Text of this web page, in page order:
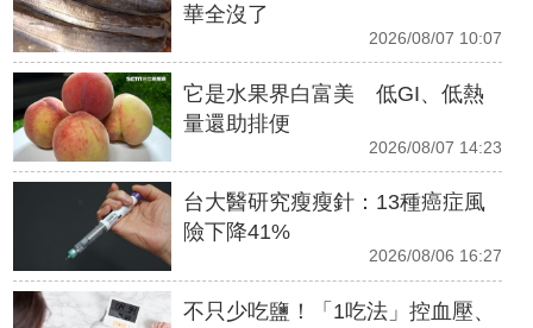
華全沒了
2026/08/07 10:07
它是水果界白富美 低GI、低熱
量還助排便
2026/08/07 14:23
台大醫研究瘦瘦針：13種癌症風
險下降41%
2026/08/06 16:27
不只少吃鹽！「1吃法」控血壓、